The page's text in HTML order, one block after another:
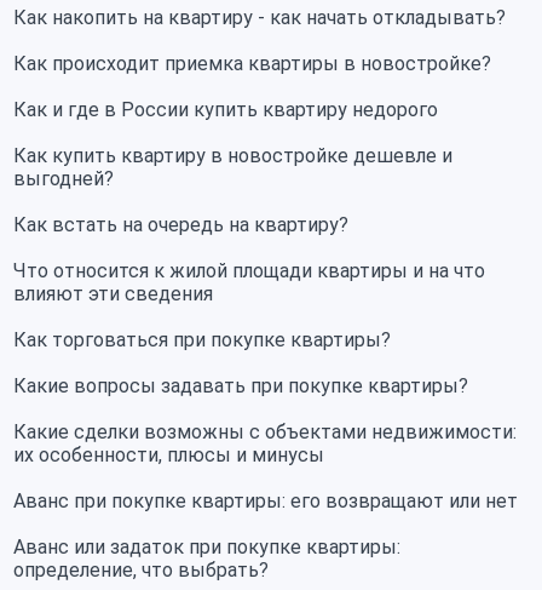
Как накопить на квартиру - как начать откладывать?
Как происходит приемка квартиры в новостройке?
Как и где в России купить квартиру недорого
Как купить квартиру в новостройке дешевле и
выгодней?
Как встать на очередь на квартиру?
Что относится к жилой площади квартиры и на что
влияют эти сведения
Как торговаться при покупке квартиры?
Какие вопросы задавать при покупке квартиры?
Какие сделки возможны с объектами недвижимости:
их особенности, плюсы и минусы
Аванс при покупке квартиры: его возвращают или нет
Аванс или задаток при покупке квартиры:
определение, что выбрать?